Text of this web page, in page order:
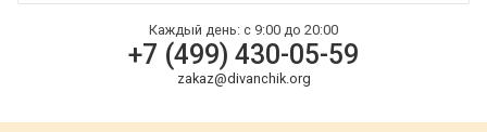
Каждый день: с 9:00 до 20:00
+7 (499) 430-05-59
zakaz@divanchik.org